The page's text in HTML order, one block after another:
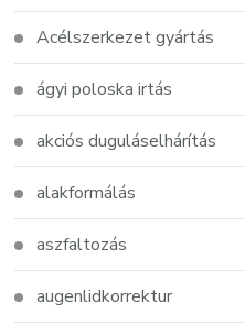
Acélszerkezet gyártás
ágyi poloska irtás
akciós duguláselhárítás
alakformálás
aszfaltozás
augenlidkorrektur